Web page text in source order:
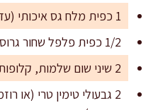
1 כפית מלח גס איכותי (עדיף מלח ים)
1/2 כפית פלפל שחור גרוס טרי
2 שיני שום שלמות, קלופות
2 גבעולי טימין טרי (או